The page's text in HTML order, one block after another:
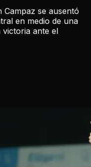
se ausentó
en medio de una
ante el